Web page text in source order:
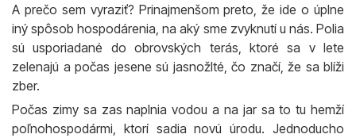
A prečo sem vyraziť? Prinajmenšom preto, že ide o úplne
iný spôsob hospodárenia, na aký sme zvyknutí u nás. Polia
sú usporiadané do obrovských terás, ktoré sa v lete
zelenajú a počas jesene sú jasnožlté, čo značí, že sa blíži
zber.
Počas zimy sa zas naplnia vodou a na jar sa to tu hemží
poľnohospodármi, ktorí sadia novú úrodu. Jednoducho